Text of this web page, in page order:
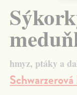
hmyz, ptáky a